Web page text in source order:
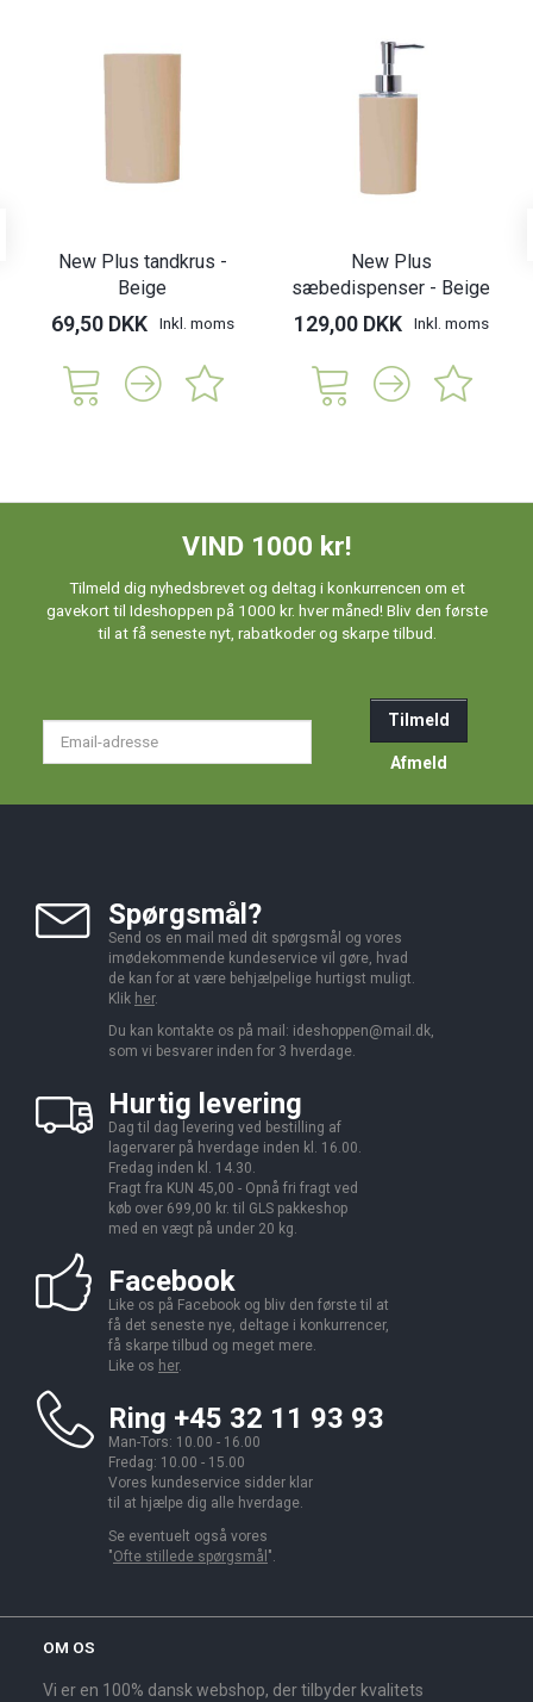
New Plus tandkrus -
Beige
69,50 DKK Inkl. moms
New Plus
sæbedispenser - Beige
129,00 DKK Inkl. moms
VIND 1000 kr!
Tilmeld dig nyhedsbrevet og deltag i konkurrencen om et
gavekort til Ideshoppen på 1000 kr. hver måned! Bliv den første
til at få seneste nyt, rabatkoder og skarpe tilbud.
Tilmeld
Afmeld
Spørgsmål?
Send os en mail med dit spørgsmål og vores
imødekommende kundeservice vil gøre, hvad
de kan for at være behjælpelige hurtigst muligt.
Klik her.
Du kan kontakte os på mail: ideshoppen@mail.dk,
som vi besvarer inden for 3 hverdage.
Hurtig levering
Dag til dag levering ved bestilling af
lagervarer på hverdage inden kl. 16.00.
Fredag inden kl. 14.30.
Fragt fra KUN 45,00 - Opnå fri fragt ved
køb over 699,00 kr. til GLS pakkeshop
med en vægt på under 20 kg.
Facebook
Like os på Facebook og bliv den første til at
få det seneste nye, deltage i konkurrencer,
få skarpe tilbud og meget mere.
Like os her.
Ring +45 32 11 93 93
Man-Tors: 10.00 - 16.00
Fredag: 10.00 - 15.00
Vores kundeservice sidder klar
til at hjælpe dig alle hverdage.
Se eventuelt også vores
"Ofte stillede spørgsmål ".
OM OS
Vi er en 100% dansk webshop, der tilbyder kvalitets